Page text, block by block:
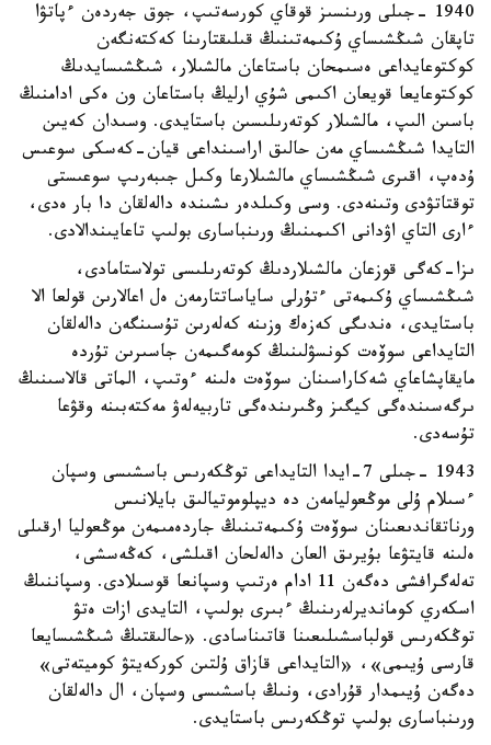
1940 -جىلى ورىنسىز قوقاي كورسەتىپ، جوق جەردەن ءپاتۋا
تاپقان شىڭشىساي ۇكىمەتىنىڭ قىلىقتارىنا كەكتەنگەن
كوكتوعايداعى ەسىمحان باستاعان مالشىلار، شىڭشىسايدىڭ
كوكتوعايعا قويعان اكىمى شۇي ارليڭ باستاعان ون ەكى ادامنىڭ
باسىن الىپ، مالشىلار كوتەرىلىسىن باستايدى. وسىدان كەيىن
التايدا شىڭشىساي مەن حالىق اراسىنداعى قيان-كەسكى سوعىس
ۇدەپ، اقىرى شىڭشىساي مالشىلارعا وكىل جىبەرىپ سوعىستى
توقتاتۋدى وتىنەدى. وسى وكىلدەر ىشىندە دالەلقان دا بار ەدى،
ءارى التاي اۋدانى اكىمىنىڭ ورىنباسارى بولىپ تاعايىندالادى.
ىزا-كەگى قوزعان مالشىلاردىڭ كوتەرىلىسى تولاستامادى،
شىڭشىساي ۇكىمەتى ءتۇرلى ساياساتتارمەن ەل اعالارىن قولعا الا
باستايدى، ەندىگى كەزەك وزىنە كەلەرىن تۇسىنگەن دالەلقان
التايداعى سوۆەت كونسۋلىنىڭ كومەگىمەن جاسىرىن تۇردە
مايقاپشاعاي شەكاراسىنان سوۆەت ەلىنە ءوتىپ، الماتى قالاسىنىڭ
ىرگەسىندەگى كيگىز وڭىرىندەگى تاربيەلەۋ مەكتەبىنە وقۋعا
تۇسەدى.
1943 -جىلى 7-ايدا التايداعى توڭكەرىس باسشىسى وسپان
ءسىلام ۇلى موڭعوليامەن دە ديپلوموتيالىق بايلانىس
ورناتقاندىعىنان سوۆەت ۇكىمەتىنىڭ جاردەمىمەن موڭعوليا ارقىلى
ەلىنە قايتۋعا بۇيرىق العان دالەلحان اقىلشى، كەڭەسشى،
تەلەگرافشى دەگەن 11 ادام ەرتىپ وسپانعا قوسىلادى. وسپاننىڭ
اسكەري كومانديرلەرىنىڭ ءبىرى بولىپ، التايدى ازات ەتۋ
توڭكەرىس قولباسشىلىعىنا قاتىناسادى. «حالىقتىڭ شىڭشىسايعا
قارسى ۇيىمى»، «التايداعى قازاق ۇلتىن كوركەيتۋ كوميتەتى»
دەگەن ۇيىمدار قۇرادى، ونىڭ باسشىسى وسپان، ال دالەلقان
ورىنباسارى بولىپ توڭكەرىس باستايدى.